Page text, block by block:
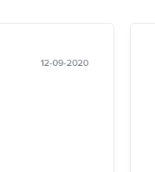
12-09-2020